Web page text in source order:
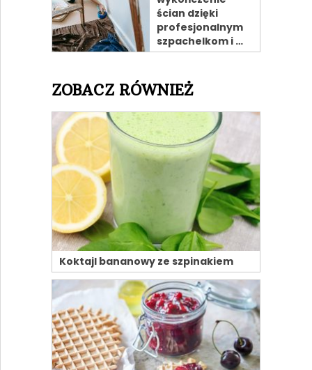
ścian dzięki
profesjonalnym
szpachelkom i …
ZOBACZ RÓWNIEŻ
Koktajl bananowy ze szpinakiem